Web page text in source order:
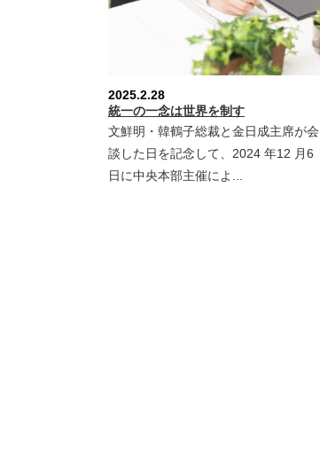
2025.2.28
統一の一念は世界を制す
文鮮明・韓鶴子総裁と金日成主席が会
談した日を記念して、2024 年12 月6
日に中央本部主催によ...